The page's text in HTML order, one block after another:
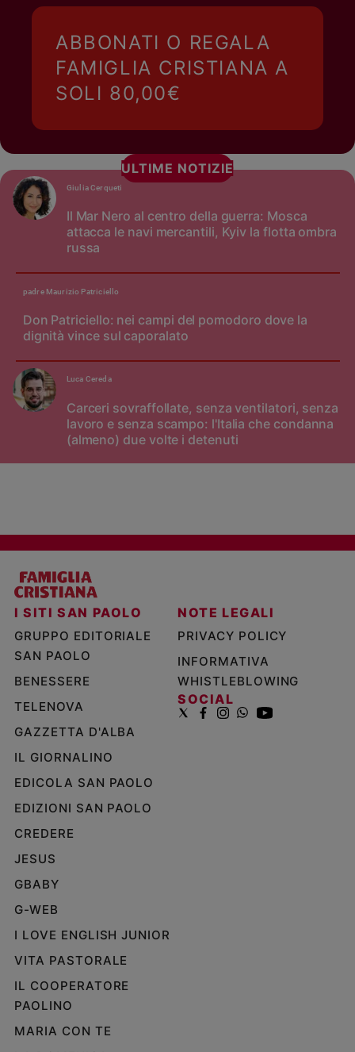
ABBONATI O REGALA
FAMIGLIA CRISTIANA A
SOLI 80,00€
ULTIME NOTIZIE
Il Mar Nero al centro della guerra: Mosca
attacca le navi mercantili, Kyiv la flotta ombra
russa
Giulia Cerqueti
Don Patriciello: nei campi del pomodoro dove la
dignità vince sul caporalato
padre Maurizio Patriciello
Carceri sovraffollate, senza ventilatori, senza
lavoro e senza scampo: l'Italia che condanna
(almeno) due volte i detenuti
Luca Cereda
I SITI SAN PAOLO
GRUPPO EDITORIALE
SAN PAOLO
BENESSERE
TELENOVA
GAZZETTA D'ALBA
IL GIORNALINO
EDICOLA SAN PAOLO
EDIZIONI SAN PAOLO
CREDERE
JESUS
GBABY
G-WEB
I LOVE ENGLISH JUNIOR
VITA PASTORALE
IL COOPERATORE
PAOLINO
MARIA CON TE
NOTE LEGALI
PRIVACY POLICY
INFORMATIVA
WHISTLEBLOWING
SOCIAL